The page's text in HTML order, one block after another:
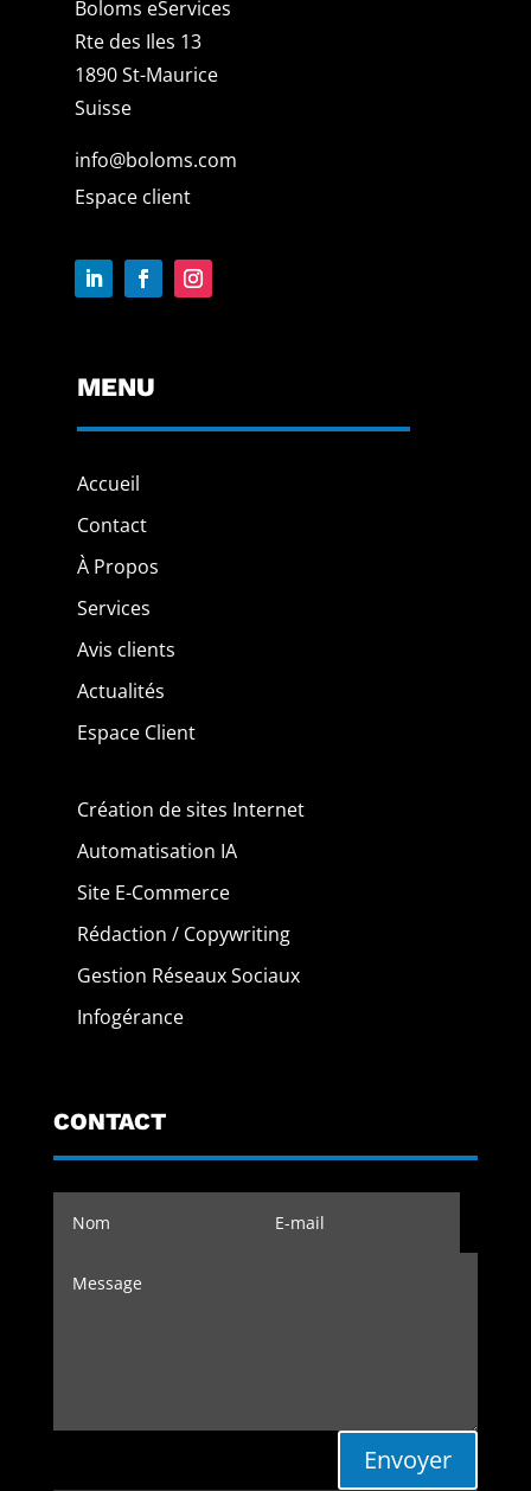
Boloms eServices
Rte des Iles 13
1890 St-Maurice
Suisse
info@boloms.com
Espace client
MENU
Accueil
Contact
À Propos
Services
Avis clients
Actualités
Espace Client
Création de sites Internet
Automatisation IA
Site E-Commerce
Rédaction / Copywriting
Gestion Réseaux Sociaux
Infogérance
CONTACT
Envoyer